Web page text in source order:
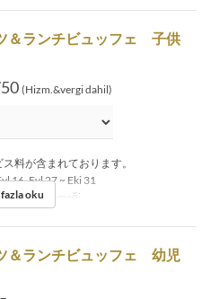
＆ランチビュッフェ 子供
(Hizm.&vergi dahil)
料が含まれております。
16, Eyl 27 ~ Eki 31
Öğle Yemeği
oku
＆ランチビュッフェ 幼児